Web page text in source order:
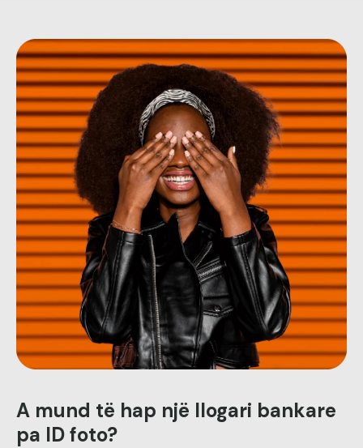
A mund të hap një llogari bankare
pa ID foto?